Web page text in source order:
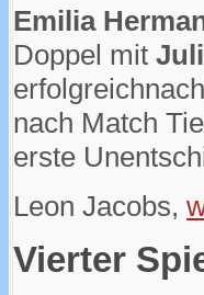
Emilia
Doppel mit
nach Match
erste
Leon Jacobs,
Vierter